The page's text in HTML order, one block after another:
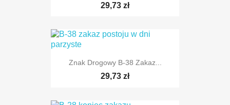
29,73 zł
Znak Drogowy B-38 Zakaz...
29,73 zł